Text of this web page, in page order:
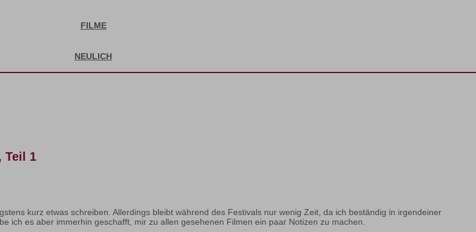
FILME
NEULICH
Teil 1
kurz etwas schreiben. Allerdings bleibt während des Festivals nur wenig Zeit, da ich beständig in irgendeiner
ich es aber immerhin geschafft, mir zu allen gesehenen Filmen ein paar Notizen zu machen.